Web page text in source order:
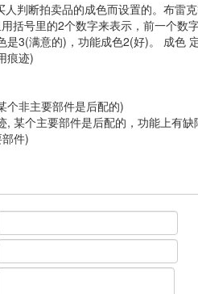
判断拍卖品的成色而设置的。布雷
括号里的2个数字来表示，前一个数
3(满意的)，功能成色2(好)。 成色
痕迹)
个非主要部件是后配的)
, 某个主要部件是后配的，功能上有缺
件)